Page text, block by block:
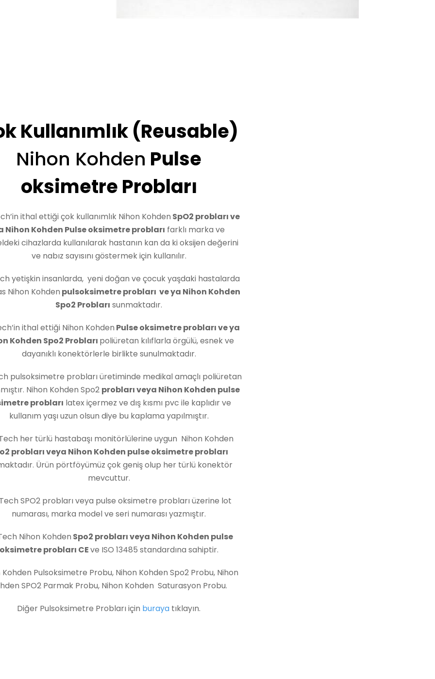
Kullanımlık (Reusable)
Nihon Kohden Pulse
oksimetre Probları
ithal ettiği çok kullanımlık Nihon Kohden SpO2 probları ve
Nihon Kohden Pulse oksimetre probları farklı marka ve
cihazlarda kullanılarak hastanın kan da ki oksijen değerini
ve nabız sayısını göstermek için kullanılır.
yetişkin insanlarda, yeni doğan ve çocuk yaşdaki hastalarda
Nihon Kohden pulsoksimetre probları ve ya Nihon Kohden
Spo2 Probları sunmaktadır.
ithal ettiği Nihon Kohden Pulse oksimetre probları ve ya
Kohden Spo2 Probları poliüretan kılıflarla örgülü, esnek ve
dayanıklı konektörlerle birlikte sunulmaktadır.
pulsoksimetre probları üretiminde medikal amaçlı poliüretan
Nihon Kohden Spo2 probları veya Nihon Kohden pulse
probları latex içermez ve dış kısmı pvc ile kaplıdır ve
kullanım yaşı uzun olsun diye bu kaplama yapılmıştır.
her türlü hastabaşı monitörlülerine uygun Nihon Kohden
probları veya Nihon Kohden pulse oksimetre probları
Ürün pörtföyümüz çok geniş olup her türlü konektör
mevcuttur.
SPO2 probları veya pulse oksimetre probları üzerine lot
numarası, marka model ve seri numarası yazmıştır.
Nihon Kohden Spo2 probları veya Nihon Kohden pulse
probları CEve ISO 13485 standardına sahiptir.
Kohden Pulsoksimetre Probu, Nihon Kohden Spo2 Probu, Nihon
SPO2 Parmak Probu, Nihon Kohden Saturasyon Probu.
Diğer Pulsoksimetre Probları için buraya tıklayın.